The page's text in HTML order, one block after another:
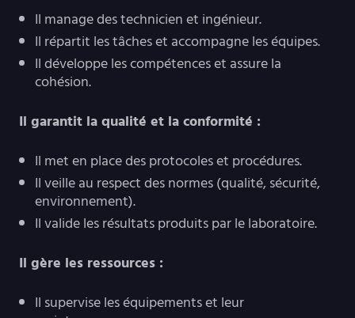
Il manage des technicien et ingénieur.
Il répartit les tâches et accompagne les équipes.
Il développe les compétences et assure la
cohésion.
Il garantit la qualité et la conformité :
Il met en place des protocoles et procédures.
Il veille au respect des normes (qualité, sécurité,
environnement).
Il valide les résultats produits par le laboratoire.
Il gère les ressources :
Il supervise les équipements et leur